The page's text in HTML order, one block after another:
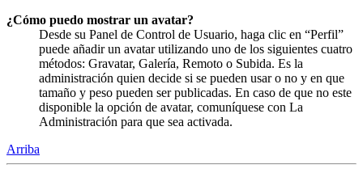
¿Cómo puedo mostrar un avatar?
Desde su Panel de Control de Usuario, haga clic en “Perfil”
puede añadir un avatar utilizando uno de los siguientes cuatro
métodos: Gravatar, Galería, Remoto o Subida. Es la
administración quien decide si se pueden usar o no y en que
tamaño y peso pueden ser publicadas. En caso de que no este
disponible la opción de avatar, comuníquese con La
Administración para que sea activada.
Arriba